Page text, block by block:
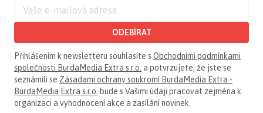
ODEBÍRAT
Přihlášením k newsletteru souhlasíte s Obchodními podmínkami
společnosti BurdaMedia Extra s.r.o. a potvrzujete, že jste se
seznámili se Zásadami ochrany soukromí BurdaMedia Extra -
BurdaMedia Extra s.r.o. bude s Vašimi údaji pracovat zejména k
organizaci a vyhodnocení akce a zasílání novinek.